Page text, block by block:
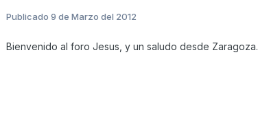
Publicado 9 de Marzo del 2012
Bienvenido al foro Jesus, y un saludo desde Zaragoza.